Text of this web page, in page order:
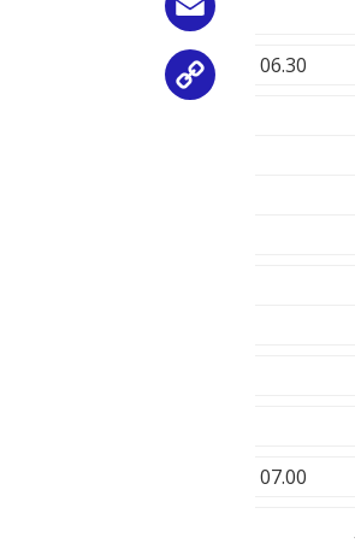
Copy
06.30
07.00